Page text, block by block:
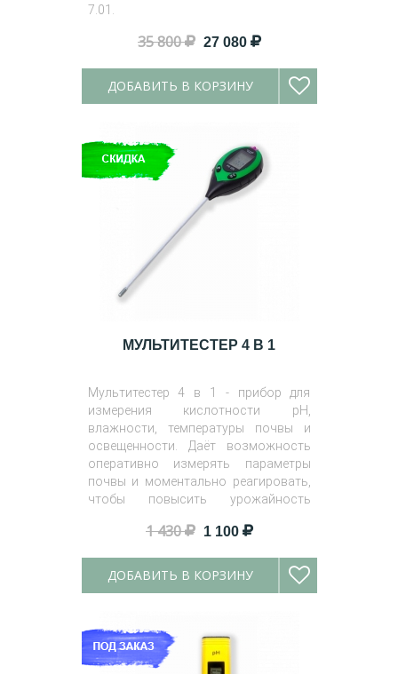
7.01.
35 800 27 080
ДОБАВИТЬ В КОРЗИНУ
МУЛЬТИТЕСТЕР 4 В 1
Мультитестер 4 в 1 - прибор для
измерения кислотности pH,
влажности, температуры почвы и
освещенности. Даёт возможность
оперативно измерять параметры
почвы и моментально реагировать,
чтобы повысить урожайность
1 430 1 100
ДОБАВИТЬ В КОРЗИНУ